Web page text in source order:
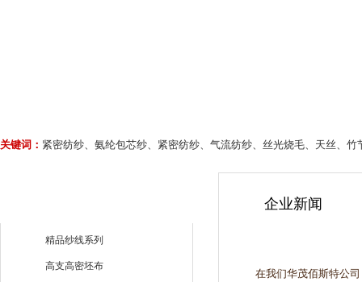
关键词： 紧密纺纱、氨纶包芯纱、紧密纺纱、气流纺纱、丝光烧毛、天丝、
精品纱线系列
高支高密坯布
企业新闻
在我们华茂佰斯特公司